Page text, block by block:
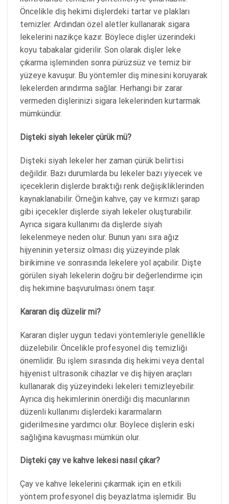
Öncelikle diş hekimi dişlerdeki tartar ve plakları
temizler. Ardından özel aletler kullanarak sigara
lekelerini nazikçe kazır. Böylece dişler üzerindeki
koyu tabakalar giderilir. Son olarak dişler leke
çıkarma işleminden sonra pürüzsüz ve temiz bir
yüzeye kavuşur. Bu yöntemler diş minesini koruyarak
lekelerden arındırma sağlar. Herhangi bir zarar
vermeden dişlerinizi sigara lekelerinden kurtarmak
mümkündür.
Dişteki siyah lekeler çürük mü?
Dişteki siyah lekeler her zaman çürük belirtisi
değildir. Bazı durumlarda bu lekeler bazı yiyecek ve
içeceklerin dişlerde bıraktığı renk değişikliklerinden
kaynaklanabilir. Örneğin kahve, çay ve kırmızı şarap
gibi içecekler dişlerde siyah lekeler oluşturabilir.
Ayrıca sigara kullanımı da dişlerde siyah
lekelenmeye neden olur. Bunun yanı sıra ağız
hijyeninin yetersiz olması diş yüzeyinde plak
birikimine ve sonrasında lekelere yol açabilir. Dişte
görülen siyah lekelerin doğru bir değerlendirme için
diş hekimine başvurulması önem taşır.
Kararan diş düzelir mi?
Kararan dişler uygun tedavi yöntemleriyle genellikle
düzelebilir. Öncelikle profesyonel diş temizliği
önemlidir. Bu işlem sırasında diş hekimi veya dental
hijyenist ultrasonik cihazlar ve diş hijyen araçları
kullanarak diş yüzeyindeki lekeleri temizleyebilir.
Ayrıca diş hekimlerinin önerdiği diş macunlarının
düzenli kullanımı dişlerdeki kararmaların
giderilmesine yardımcı olur. Böylece dişlerin eski
sağlığına kavuşması mümkün olur.
Dişteki çay ve kahve lekesi nasıl çıkar?
Çay ve kahve lekelerini çıkarmak için en etkili
yöntem profesyonel diş beyazlatma işlemidir. Bu